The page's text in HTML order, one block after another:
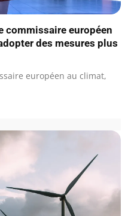
commissaire européen
des mesures plus
européen au climat,